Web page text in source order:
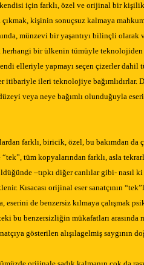
için farklı, özel ve orijinal bir
çıkmak, kişinin sonuçsuz kalmaya
münzevi bir yaşantıyı bilinçli
bir ülkenin tümüyle teknolojiden
elleriyle yapmayı seçen çizerler dahil
itibariyle ileri teknolojiye bağımlıdırlar.
veya neye bağımlı olunduğuyla
farklı, biricik, özel, bu bakımdan
tüm kopyalarından farklı, asla
–tıpkı diğer canlılar gibi- nasıl
Kısacası orijinal eser sanatçının
eserini de benzersiz kılmaya çalışmak
bu benzersizliğin mükafatları arasında
gösterilen alışılagelmiş